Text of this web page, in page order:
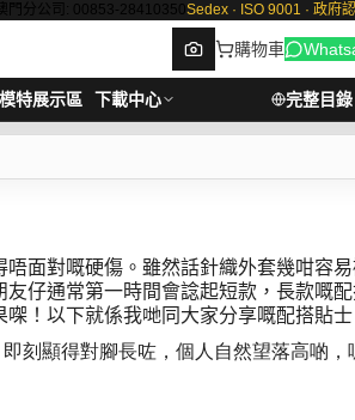
門分公司: 00853-28410350 Sedex · ISO 9001 · 政府
購物車
模特展示區 下載中心 完整目錄
面對嘅硬傷。雖然話針織外套幾咁容
仔通常第一時間會諗起短款，長款嘅
！以下就係我哋同大家分享嘅配搭貼士
刻顯得對腳長咗，個人自然望落高啲，